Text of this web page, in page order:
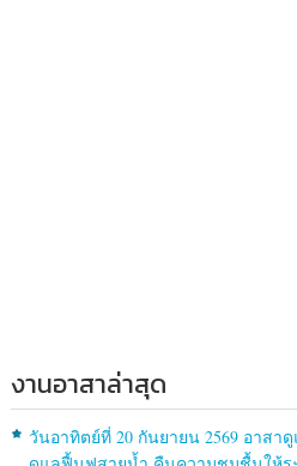
งานอาสาล่าสุด
วันอาทิตย์ที่ 20 กันยายน 2569 อาสาดู